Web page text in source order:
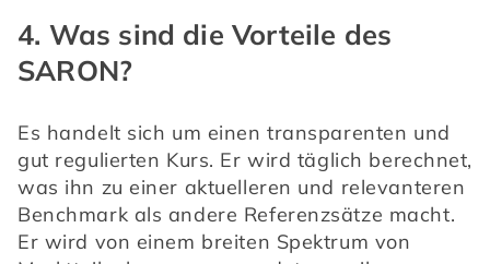
4. Was sind die Vorteile des
SARON?
Es handelt sich um einen transparenten und
gut regulierten Kurs. Er wird täglich berechnet,
was ihn zu einer aktuelleren und relevanteren
Benchmark als andere Referenzsätze macht.
Er wird von einem breiten Spektrum von